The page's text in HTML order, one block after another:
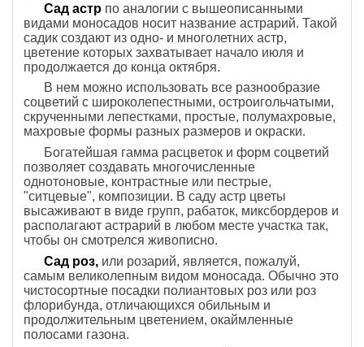
Сад астр по аналогии с вышеописанными
видами моносадов носит название астрарий. Такой
садик создают из одно- и многолетних астр,
цветение которых захватывает начало июля и
продолжается до конца октября.
В нем можно использовать все разнообразие
соцветий с широколепестными, остроигольчатыми,
скрученными лепестками, простые, полумахровые,
махровые формы разных размеров и окраски.
Богатейшая гамма расцветок и форм соцветий
позволяет создавать многочисленные
однотоновые, контрастные или пестрые,
"ситцевые", композиции. В саду астр цветы
высаживают в виде групп, рабаток, миксбордеров и
располагают астрарий в любом месте участка так,
чтобы он смотрелся живописно.
Сад роз,или розарий, является, пожалуй,
самым великолепным видом моносада. Обычно это
чистосортные посадки полиантовых роз или роз
флорибунда, отличающихся обильным и
продолжительным цветением, окаймленные
полосами газона.